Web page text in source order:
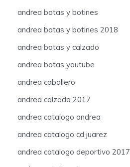
andrea botas y botines
andrea botas y botines 2018
andrea botas y calzado
andrea botas youtube
andrea caballero
andrea calzado 2017
andrea catalogo andrea
andrea catalogo cd juarez
andrea catalogo deportivo 2017